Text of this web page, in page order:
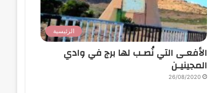
الرئيسية
الأفعـى التي نُصـب لها برج في وادي
المجينيـن
26/08/2020